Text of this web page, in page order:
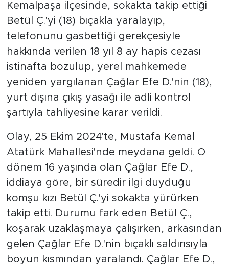
Kemalpaşa ilçesinde, sokakta takip ettiği
Betül Ç.'yi (18) bıçakla yaralayıp,
telefonunu gasbettiği gerekçesiyle
hakkında verilen 18 yıl 8 ay hapis cezası
istinafta bozulup, yerel mahkemede
yeniden yargılanan Çağlar Efe D.'nin (18),
yurt dışına çıkış yasağı ile adli kontrol
şartıyla tahliyesine karar verildi.
Olay, 25 Ekim 2024'te, Mustafa Kemal
Atatürk Mahallesi'nde meydana geldi. O
dönem 16 yaşında olan Çağlar Efe D.,
iddiaya göre, bir süredir ilgi duyduğu
komşu kızı Betül Ç.'yi sokakta yürürken
takip etti. Durumu fark eden Betül Ç.,
koşarak uzaklaşmaya çalışırken, arkasından
gelen Çağlar Efe D.'nin bıçaklı saldırısıyla
boyun kısmından yaralandı. Çağlar Efe D.,